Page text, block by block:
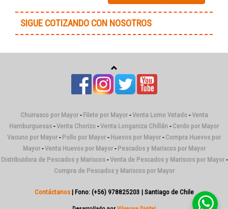
SIGUE COTIZANDO CON NOSOTROS
Churrasco por Mayor- Filete por Mayor-Venta Lomo Vetado-Venta
Hamburguesas -Venta Chorizo -Venta Longaniza Chillán - Cerdo por Mayor
Vacuno por Mayor - Pollo por Mayor - Huevos por Mayor - Compra Huevos por
Mayor-Venta Huevos por Mayor- Pescados y Mariscos por Mayor
Distribuidora de Pescados y Mariscos-Venta de Pescados y Mariscos por Mayor-
Compra de Pescados y Mariscos por Mayor
Contáctanos| Fono: (+56) 978825203 | Santiago de Chile